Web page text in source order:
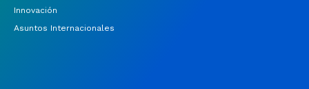
Innovación
Asuntos Internacionales